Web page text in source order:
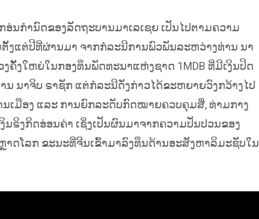
ນກຳນົດຂອງລັດຖະບານມາເລເຊຍ ເປັນໄປຕາມຄວາມ
ງແຕ່ປີທີ່ຜ່ານມາ ຈາກກໍລະນີການພົວພັນລະຫວ່າງທ່ານ ນາ
ຄັ້ງໃຫຍ່ໃນກອງທຶນພັດທະນາແຫ່ງຊາດ 1MDB ທີ່ມີເງິນປິດ
ນາຈິບ ຣາຊັກ ແຕ່ກໍລະນີດັ່ງກ່າວໄດ້ຂະຫຍາຍວົງກວ້າງໄປ
ເມືອງ ແລະ ການຍົກລະດັບກົດໝາຍຄວບຄຸມສື່, ທ່າມກາງ
ຣິງກິດອ່ອນຄ່າ ເຊິ່ງເປັນຜົນມາຈາກຄວາມປັ່ນປວນຂອງ
ດໂລກ ຂະນະທີ່ຈີນເຂົ້າມາລົງທຶນດ້ານອະສັງຫາລິມະຊັບໃນ